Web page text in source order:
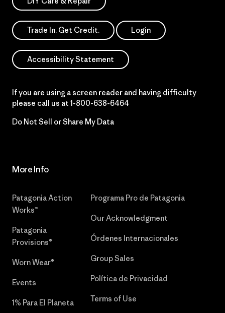
Trade In. Get Credit. Login
Accessibility Statement
If you are using a screen reader and having difficulty
please call us at 1-800-638-6464
Do Not Sell or Share My Data
More Info
Patagonia Action
Works™
Patagonia
Provisions®
Worn Wear®
Events
1% Para El Planeta
Programa Pro de Patagonia
Our Acknowledgment
Órdenes Internacionales
Group Sales
Política de Privacidad
Terms of Use